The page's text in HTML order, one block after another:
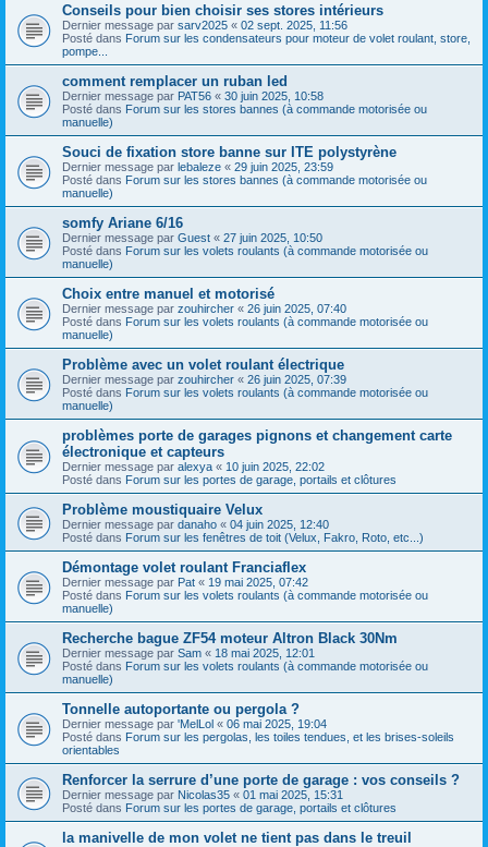
Conseils pour bien choisir ses stores intérieurs
Dernier message par sarv2025 « 02 sept. 2025, 11:56
Posté dans Forum sur les condensateurs pour moteur de volet roulant, store,
pompe...
comment remplacer un ruban led
Dernier message par PAT56 « 30 juin 2025, 10:58
Posté dans Forum sur les stores bannes (à commande motorisée ou
manuelle)
Souci de fixation store banne sur ITE polystyrène
Dernier message par lebaleze « 29 juin 2025, 23:59
Posté dans Forum sur les stores bannes (à commande motorisée ou
manuelle)
somfy Ariane 6/16
Dernier message par Guest « 27 juin 2025, 10:50
Posté dans Forum sur les volets roulants (à commande motorisée ou
manuelle)
Choix entre manuel et motorisé
Dernier message par zouhircher « 26 juin 2025, 07:40
Posté dans Forum sur les volets roulants (à commande motorisée ou
manuelle)
Problème avec un volet roulant électrique
Dernier message par zouhircher « 26 juin 2025, 07:39
Posté dans Forum sur les volets roulants (à commande motorisée ou
manuelle)
problèmes porte de garages pignons et changement carte
électronique et capteurs
Dernier message par alexya « 10 juin 2025, 22:02
Posté dans Forum sur les portes de garage, portails et clôtures
Problème moustiquaire Velux
Dernier message par danaho « 04 juin 2025, 12:40
Posté dans Forum sur les fenêtres de toit (Velux, Fakro, Roto, etc...)
Démontage volet roulant Franciaflex
Dernier message par Pat « 19 mai 2025, 07:42
Posté dans Forum sur les volets roulants (à commande motorisée ou
manuelle)
Recherche bague ZF54 moteur Altron Black 30Nm
Dernier message par Sam « 18 mai 2025, 12:01
Posté dans Forum sur les volets roulants (à commande motorisée ou
manuelle)
Tonnelle autoportante ou pergola ?
Dernier message par 'MelLol « 06 mai 2025, 19:04
Posté dans Forum sur les pergolas, les toiles tendues, et les brises-soleils
orientables
Renforcer la serrure d’une porte de garage : vos conseils ?
Dernier message par Nicolas35 « 01 mai 2025, 15:31
Posté dans Forum sur les portes de garage, portails et clôtures
la manivelle de mon volet ne tient pas dans le treuil